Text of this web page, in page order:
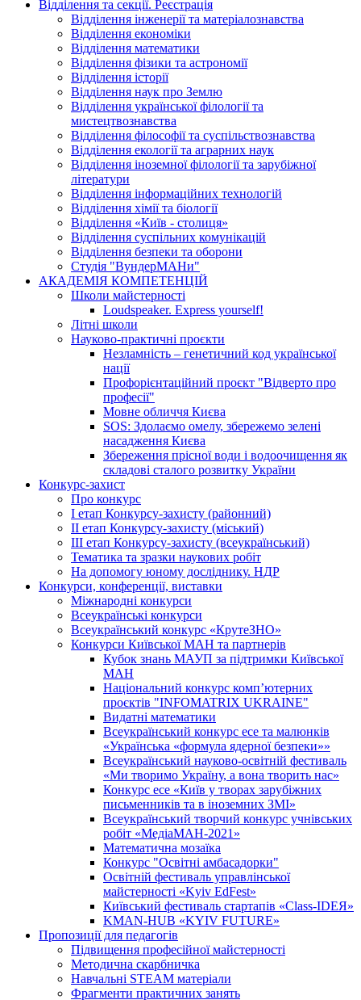
Відділення та секції. Реєстрація
Відділення інженерії та матеріалознавства
Відділення економіки
Відділення математики
Відділення фізики та астрономії
Відділення історії
Відділення наук про Землю
Відділення української філології та
мистецтвознавства
Відділення філософії та суспільствознавства
Відділення екології та аграрних наук
Відділення іноземної філології та зарубіжної
літератури
Відділення інформаційних технологій
Відділення хімії та біології
Відділення «Київ - столиця»
Відділення суспільних комунікацій
Відділення безпеки та оборони
Студія "ВундерМАНи"
АКАДЕМІЯ КОМПЕТЕНЦІЙ
Школи майстерності
Loudspeaker. Express yourself!
Літні школи
Науково-практичні проєкти
Незламність – генетичний код української
нації
Профорієнтаційний проєкт "Відверто про
професії"
Мовне обличчя Києва
SOS: Здолаємо омелу, збережемо зелені
насадження Києва
Збереження прісної води і водоочищення як
складові сталого розвитку України
Конкурс-захист
Про конкурс
І етап Конкурсу-захисту (районний)
ІІ етап Конкурсу-захисту (міський)
ІІІ етап Конкурсу-захисту (всеукраїнський)
Тематика та зразки наукових робіт
На допомогу юному досліднику. НДР
Конкурси, конференції, виставки
Міжнародні конкурси
Всеукраїнські конкурси
Всеукраїнський конкурс «КрутеЗНО»
Конкурси Київської МАН та партнерів
Кубок знань МАУП за підтримки Київської
МАН
Національний конкурс комп’ютерних
проєктів "INFOMATRIX UKRAINE"
Видатні математики
Всеукраїнський конкурс есе та малюнків
«Українська «формула ядерної безпеки»»
Всеукраїнський науково-освітній фестиваль
«Ми творимо Україну, а вона творить нас»
Конкурс есе «Київ у творах зарубіжних
письменників та в іноземних ЗМІ»
Всеукраїнський творчий конкурс учнівських
робіт «МедіаМАН-2021»
Математична мозаїка
Конкурс "Освітні амбасадорки"
Освітній фестиваль управлінської
майстерності «Kyiv EdFest»
Київський фестиваль стартапів «Class-IDEЯ»
KMAN-HUB «KYIV FUTURE»
Пропозиції для педагогів
Підвищення професійної майстерності
Методична скарбничка
Навчальні STEAM матеріали
Фрагменти практичних занять